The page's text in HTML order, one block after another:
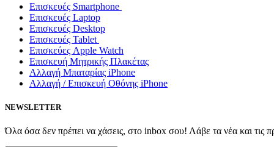
Επισκευές Smartphone
Επισκευές Laptop
Επισκευές Desktop
Επισκευές Tablet
Επισκεύες Apple Watch
Επισκευή Μητρικής Πλακέτας
Αλλαγή Μπαταρίας iPhone
Αλλαγή / Επισκευή Οθόνης iPhone
NEWSLETTER
Όλα όσα δεν πρέπει να χάσεις, στο inbox σου! Λάβε τα νέα και τις